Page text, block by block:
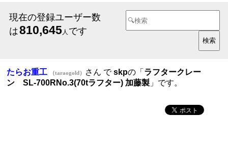
現在の登録ユーザー数
は810,645人 です
たらお重工 （taraogold） さん でskpの「 ラフタークレー
ン SL-700RNo.3(70tラフター) 加藤製 」です。